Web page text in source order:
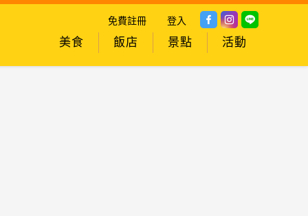
免費註冊 登入
美食 飯店 景點 活動